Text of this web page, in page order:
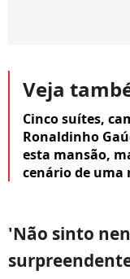
Veja
Cinco suítes,
Ronaldinho
esta mansão,
cenário de uma
'Não sinto